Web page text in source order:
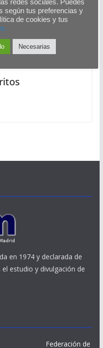
en 1974 y declarada de
estudio y divulgación de
Federación de
redes sociales. Puedes
según tus preferencias y
de cookies y tus
Necesarias